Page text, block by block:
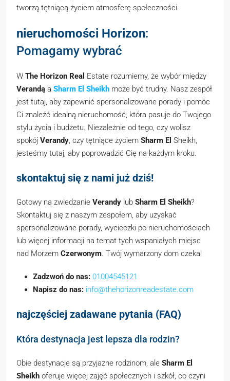
tworzą tętniącą życiem atmosferę społeczności.
nieruchomości Horizon:
Pomagamy wybrać
W The Horizon Real Estate rozumiemy, że wybór między
Verandą a Sharm El Sheikh może być trudny. Nasz zespół
jest tutaj, aby zapewnić spersonalizowane porady i pomóc
Ci znaleźć idealną nieruchomość, która pasuje do Twojego
stylu życia i budżetu. Niezależnie od tego, czy wolisz
spokój Verandy, czy tętniące życiem Sharm El Sheikh,
jesteśmy tutaj, aby poprowadzić Cię na każdym kroku.
skontaktuj się z nami już dziś!
Gotowy na zwiedzanie Verandy lub Sharm El Sheikh?
Skontaktuj się z naszym zespołem, aby uzyskać
spersonalizowane porady, wycieczki po nieruchomościach
lub więcej informacji na temat tych wspaniałych miejsc
nad Morzem Czerwonym. Twój wymarzony dom czeka!
Zadzwoń do nas: 01004545121
Napisz do nas: info@thehorizonreadestate.com
najczęściej zadawane pytania (FAQ)
Która destynacja jest lepsza dla rodzin?
Obie destynacje są przyjazne rodzinom, ale Sharm El
Sheikh oferuje więcej zajęć społecznych i szkół, co czyni